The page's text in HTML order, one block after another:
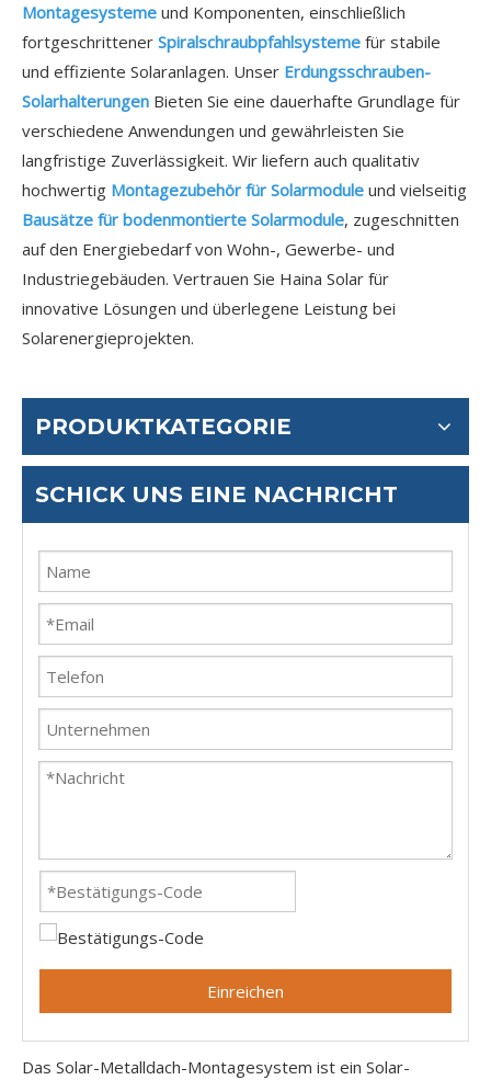
Montagesysteme und Komponenten, einschließlich
fortgeschrittener Spiralschraubpfahlsysteme für stabile
und effiziente Solaranlagen. Unser Erdungsschrauben-
Solarhalterungen Bieten Sie eine dauerhafte Grundlage für
verschiedene Anwendungen und gewährleisten Sie
langfristige Zuverlässigkeit. Wir liefern auch qualitativ
hochwertig Montagezubehör für Solarmodule und vielseitig
Bausätze für bodenmontierte Solarmodule, zugeschnitten
auf den Energiebedarf von Wohn-, Gewerbe- und
Industriegebäuden. Vertrauen Sie Haina Solar für
innovative Lösungen und überlegene Leistung bei
Solarenergieprojekten.
PRODUKTKATEGORIE
SCHICK UNS EINE NACHRICHT
Einreichen
Das Solar-Metalldach-Montagesystem ist ein Solar-